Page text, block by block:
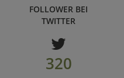
FOLLOWER BEI
TWITTER
320